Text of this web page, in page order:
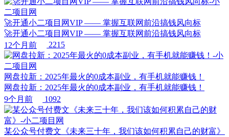
🚀开通小二项目网VIP —— 掌握互联网前沿搞钱风向标
🚀开通小二项目网VIP —— 掌握互联网前沿搞钱风向标
12个月前
2215
网盘拉新：2025年最火的0成本副业，有手机就能赚钱！
网盘拉新：2025年最火的0成本副业，有手机就能赚钱！
9个月前
1092
某公众号付费文《未来三十年，我们该如何积累自己的财富》